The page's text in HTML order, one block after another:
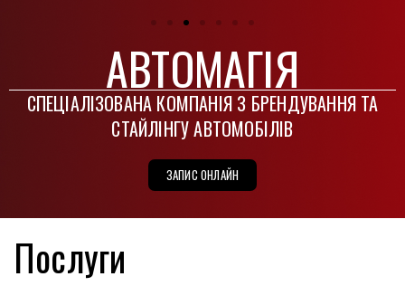
АВТОМАГІЯ
СПЕЦІАЛІЗОВАНА КОМПАНІЯ З БРЕНДУВАННЯ ТА
СТАЙЛІНГУ АВТОМОБІЛІВ​
ЗАПИС ОНЛАЙН
Послуги